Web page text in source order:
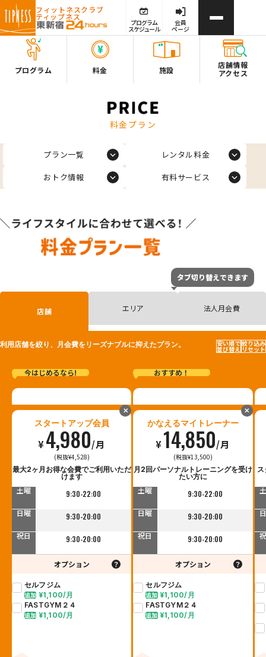
フィットネスクラブ
ティップネス
プログラム
スケジュール
会員
ページ
プログラム 料金 施設
店舗情報
アクセス
料金プラン
プラン一覧
レンタル料金
おトク情報
有料サービス
タブ切り替えできます
店舗 エリア 法人月会費
利用店舗を絞り、月会費をリーズナブルに抑えたプラン。 安い順で
並び替え
絞り込み
リセット
今はじめるなら!
✕
スタートアップ会員
¥4,980/月
(税抜¥4,528)
最大2ヶ月お得な会費でご利用いただ
けます
平日
9:30-23:00
土曜
9:30-22:00
日曜
9:30-20:00
祝日
9:30-20:00
オプション
セルフジム
追加 ¥1,100/月
FASTGYM２４
追加 ¥1,100/月
おすすめ！
✕
かなえるマイトレーナー
¥14,850/月
(税抜¥13,500)
月2回パーソナルトレーニングを受け
たい方に
平日
9:30-23:00
土曜
9:30-22:00
日曜
9:30-20:00
祝日
9:30-20:00
オプション
セルフジム
追加¥1,100/月
FASTGYM２４
追加¥1,100/月